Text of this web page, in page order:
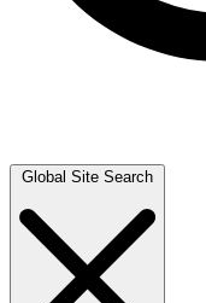
Global Site Search